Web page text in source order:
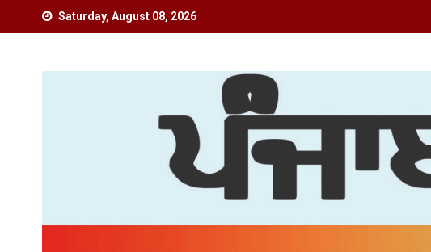
Saturday, August 08, 2026